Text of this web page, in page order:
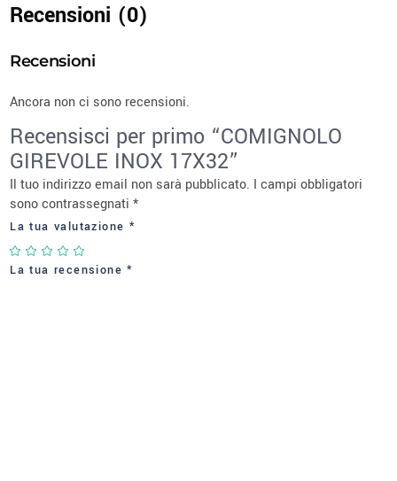
Recensioni (0)
Recensioni
Ancora non ci sono recensioni.
Recensisci per primo “COMIGNOLO
GIREVOLE INOX 17X32”
Il tuo indirizzo email non sarà pubblicato. I campi obbligatori
sono contrassegnati*
La tua valutazione *
La tua recensione*